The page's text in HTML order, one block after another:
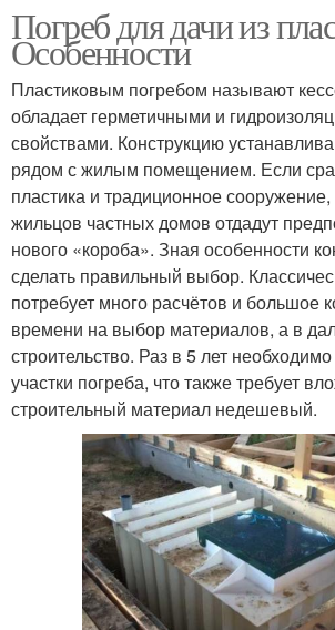
Погреб для дачи из
Особенности
Пластиковым погребом называют
обладает герметичными и
свойствами. Конструкцию
рядом с жилым помещением. Если
пластика и традиционное
жильцов частных домов отдадут
нового «короба». Зная особенности
сделать правильный выбор.
потребует много расчётов и большое
времени на выбор материалов, а в
строительство. Раз в 5 лет
участки погреба, что также требует
строительный материал недешевый.